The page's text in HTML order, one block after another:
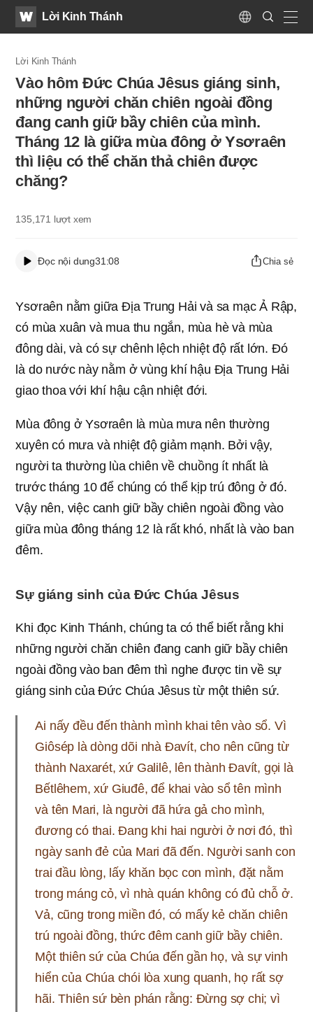
WATVLời Kinh Thánh
Language
Search
Submit
Lời Kinh Thánh
Vào hôm Đức Chúa Jêsus giáng sinh,
những người chăn chiên ngoài đồng
đang canh giữ bầy chiên của mình.
Tháng 12 là giữa mùa đông ở Ysơraên
thì liệu có thể chăn thả chiên được
chăng?
135,171 lượt xem
Đọc nội dung31:08 Chia sẻ
Ysơraên nằm giữa Địa Trung Hải và sa mạc Ả Rập,
có mùa xuân và mua thu ngắn, mùa hè và mùa
đông dài, và có sự chênh lệch nhiệt độ rất lớn. Đó
là do nước này nằm ở vùng khí hậu Địa Trung Hải
giao thoa với khí hậu cận nhiệt đới.
Mùa đông ở Ysơraên là mùa mưa nên thường
xuyên có mưa và nhiệt độ giảm mạnh. Bởi vậy,
người ta thường lùa chiên về chuồng ít nhất là
trước tháng 10 để chúng có thể kịp trú đông ở đó.
Vậy nên, việc canh giữ bầy chiên ngoài đồng vào
giữa mùa đông tháng 12 là rất khó, nhất là vào ban
đêm.
Sự giáng sinh của Đức Chúa Jêsus
Khi đọc Kinh Thánh, chúng ta có thể biết rằng khi
những người chăn chiên đang canh giữ bầy chiên
ngoài đồng vào ban đêm thì nghe được tin về sự
giáng sinh của Đức Chúa Jêsus từ một thiên sứ.
Ai nấy đều đến thành mình khai tên vào sổ. Vì
Giôsép là dòng dõi nhà Đavít, cho nên cũng từ
thành Naxarét, xứ Galilê, lên thành Đavít, gọi là
Bếtlêhem, xứ Giuđê, để khai vào sổ tên mình
và tên Mari, là người đã hứa gả cho mình,
đương có thai. Đang khi hai người ở nơi đó, thì
ngày sanh đẻ của Mari đã đến. Người sanh con
trai đầu lòng, lấy khăn bọc con mình, đặt nằm
trong máng cỏ, vì nhà quán không có đủ chỗ ở.
Vả, cũng trong miền đó, có mấy kẻ chăn chiên
trú ngoài đồng, thức đêm canh giữ bầy chiên.
Một thiên sứ của Chúa đến gần họ, và sự vinh
hiển của Chúa chói lòa xung quanh, họ rất sợ
hãi. Thiên sứ bèn phán rằng: Đừng sợ chi; vì